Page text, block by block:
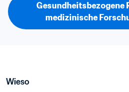
Gesundheitsbezogene
medizinische
Wieso